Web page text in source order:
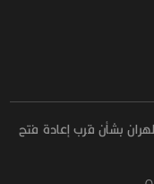
بشأن قرب إعادة فتح